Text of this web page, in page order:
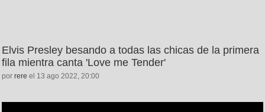
Elvis Presley besando a todas las chicas de la primera
fila mientra canta 'Love me Tender'
por rere el 13 ago 2022, 20:00